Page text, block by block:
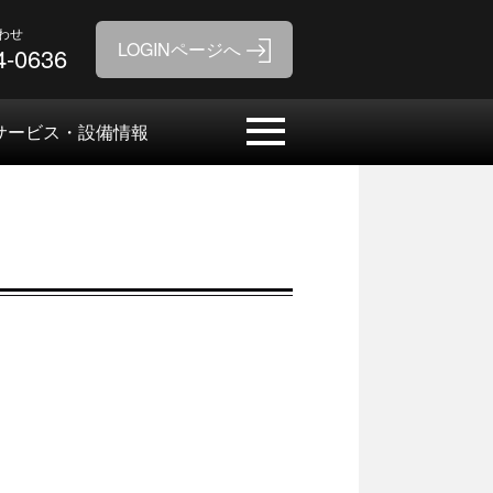
せ
0636
ービス・設備情報